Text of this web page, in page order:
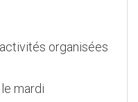
organisées
mardi